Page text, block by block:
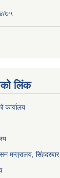
७५
लिंक
कार्यालय
मन्त्रालय, सिंहदरबार